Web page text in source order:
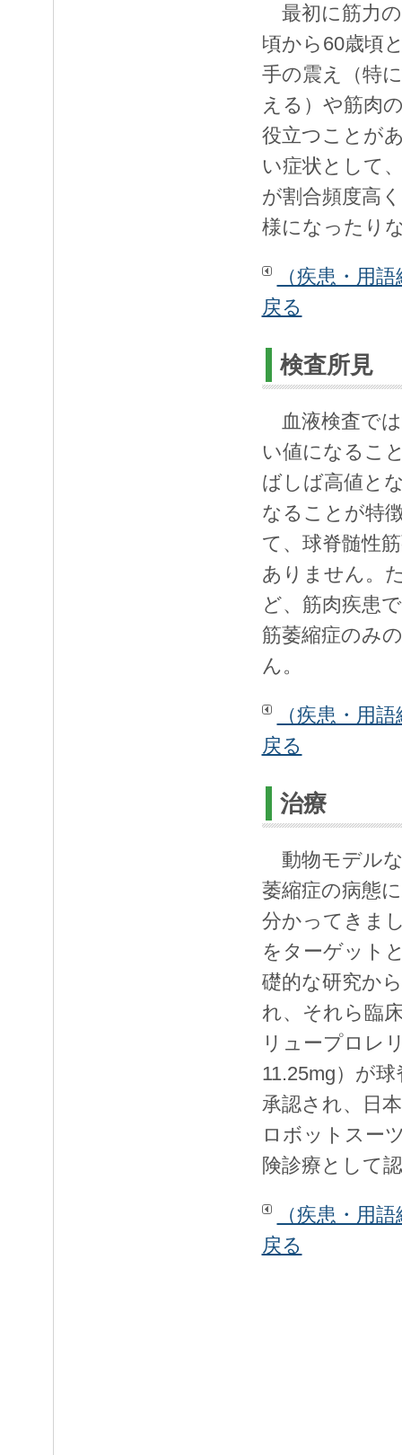
最初に筋力
頃から60歳頃
手の震え（特
える）や筋肉
役立つことが
い症状として
が割合頻度高
様になったり
（疾患・用
戻る
検査所見
血液検査で
い値になるこ
ばしば高値と
なることが特
て、球脊髄性
ありません。
ど、筋肉疾患
筋萎縮症のみ
ん。
（疾患・用
戻る
治療
動物モデルな
萎縮症の病態
分かってきま
をターゲット
礎的な研究か
れ、それら臨
リュープロレ
11.25mg）が
承認され、日
ロボットスー
険診療として
（疾患・用
戻る